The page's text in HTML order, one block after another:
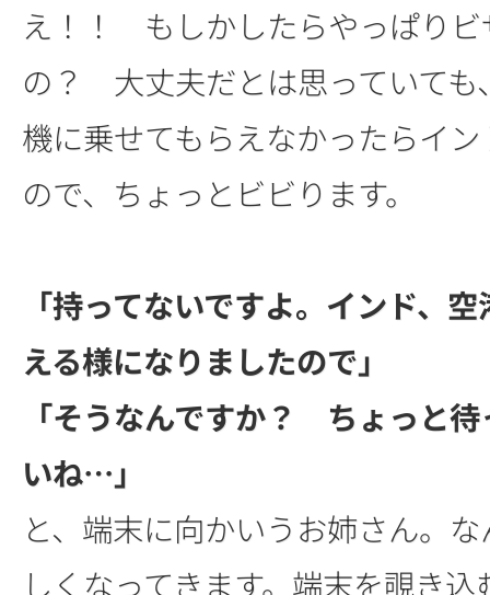
え！！ もしかしたらやっぱりビ
の？ 大丈夫だとは思っていても
機に乗せてもらえなかったらイ
ので、ちょっとビビります。
「持ってないですよ。インド、
える様になりましたので」
「そうなんですか？ ちょっと
いね…」
と、端末に向かいうお姉さん。
しくなってきます。端末を覗き